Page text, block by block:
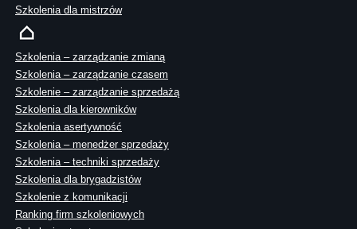
Szkolenia dla mistrzów
Szkolenia – zarządzanie zmianą
Szkolenia – zarządzanie czasem
Szkolenie – zarządzanie sprzedażą
Szkolenia dla kierowników
Szkolenia asertywność
Szkolenia – menedżer sprzedaży
Szkolenia – techniki sprzedaży
Szkolenia dla brygadzistów
Szkolenie z komunikacji
Ranking firm szkoleniowych